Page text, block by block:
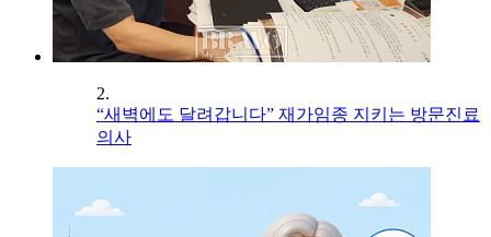
2.
“새벽에도 달려갑니다” 재가임종 지키는 방문진료
의사